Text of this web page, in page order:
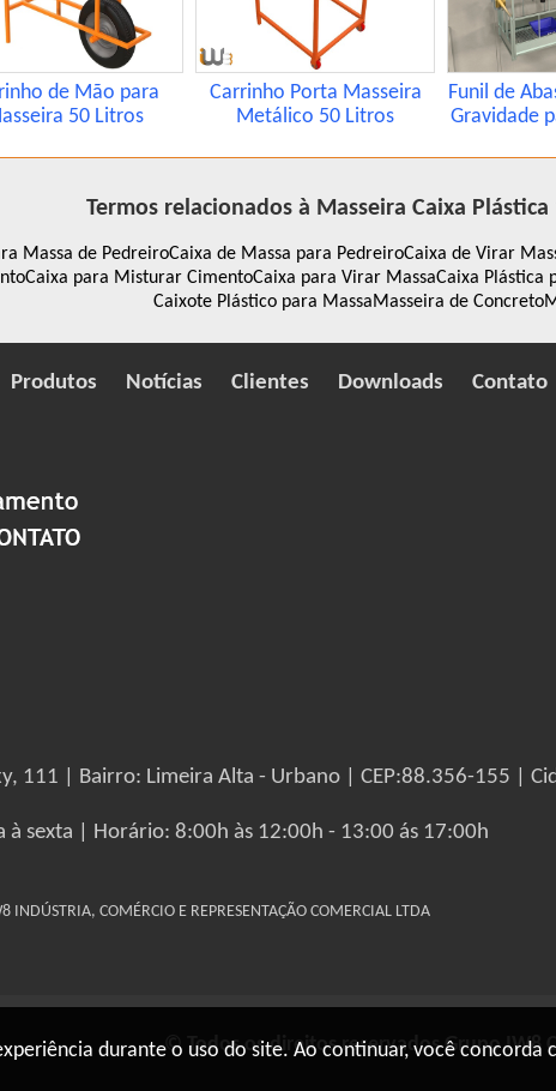
durante o uso do site. Ao continuar, você concorda
de Mão para
50 Litros
Carrinho Porta Masseira
Metálico 50 Litros
Funil de
Gravidade
Termos relacionados à Masseira Caixa
Massa de PedreiroCaixa de Massa para PedreiroCaixa de Virar
Caixa para Misturar CimentoCaixa para Virar MassaCaixa Plástica
Caixote Plástico para MassaMasseira de Concreto
Produtos Notícias Clientes Downloads Contato
111 | Bairro: Limeira Alta - Urbano | CEP:88.356-155 |
à sexta | Horário: 8:00h às 12:00h - 13:00 ás 17:00h
COMÉRCIO E REPRESENTAÇÃO COMERCIAL LTDA
© Todos os direitos reservados Grupo IW8